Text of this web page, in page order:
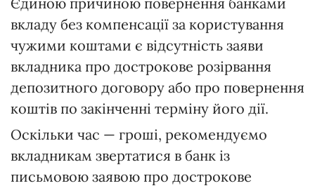
вкладу без компенсації за користування
чужими коштами є відсутність заяви
вкладника про дострокове розірвання
депозитного договору або про повернення
коштів по закінченні терміну його дії.
Оскільки час — гроші, рекомендуємо
вкладникам звертатися в банк із
письмовою заявою про дострокове